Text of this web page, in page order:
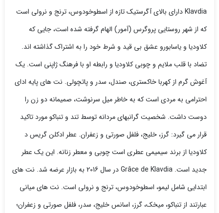
Klavdia دارای بالای آگرستیک تازه از اسطوخودوس، ترنج و نرولی است
که از شهر روستایی پروگرس (آمور) الهام گرفته شده است، جایی که
کلاودیا و یاسابورو عشق بی قید و شرط خود را به اشتراک گذاشته اند.
تضاد با قلب ملایم و چوبی کلاودیا و رابطه او با فرهنگ ژاپنی است. یک
آغوش گرم از کهربا خاکستری، صندل، سدر و پاتچولی. نت های پایه ادای
احترامی به مردی است که به خاطر میل سرنوشت، صمیمانه دو زن را
دوست داشت. شخصیت گرانبهای مردانه توسط تند و تنباکو مورد تاکید
قرار می گیرد: گرز، خلیج، فلفل صورتی و زعفران. عطر ادکلن گریس د
کلاودیا از برند سیمیمی عطری است چوبی و معطر زنانه. این یک عطر
جدید است. Grâce de Klavdia در سال 2016 به بازار عرضه شد. نت های
ابتدایی شامل لیمو، اسطوخودوس، ترنج و نرولی است. نت های میانی
عبارتند از تنباکو، میخک، گرز، اسانس خلیج، سدر، فلفل صورتی و زعفران؛